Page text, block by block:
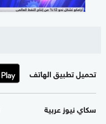
تحميل تطبيق الهاتف
سكاي نيوز عربية